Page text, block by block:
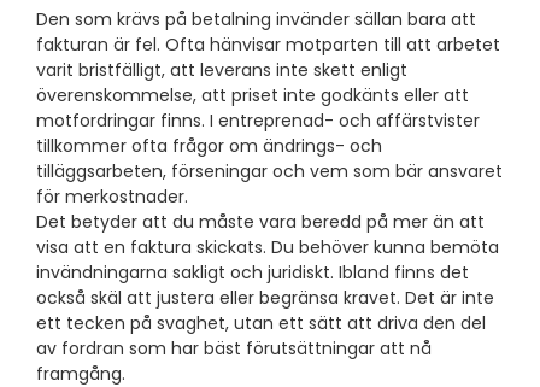
Den som krävs på betalning invänder sällan bara att
fakturan är fel. Ofta hänvisar motparten till att arbetet
varit bristfälligt, att leverans inte skett enligt
överenskommelse, att priset inte godkänts eller att
motfordringar finns. I entreprenad- och affärstvister
tillkommer ofta frågor om ändrings- och
tilläggsarbeten, förseningar och vem som bär ansvaret
för merkostnader.
Det betyder att du måste vara beredd på mer än att
visa att en faktura skickats. Du behöver kunna bemöta
invändningarna sakligt och juridiskt. Ibland finns det
också skäl att justera eller begränsa kravet. Det är inte
ett tecken på svaghet, utan ett sätt att driva den del
av fordran som har bäst förutsättningar att nå
framgång.